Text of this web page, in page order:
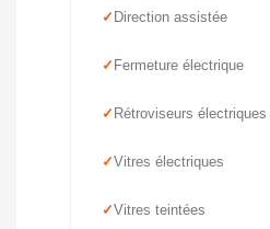
Direction assistée
Fermeture électrique
Rétroviseurs électriques
Vitres électriques
Vitres teintées